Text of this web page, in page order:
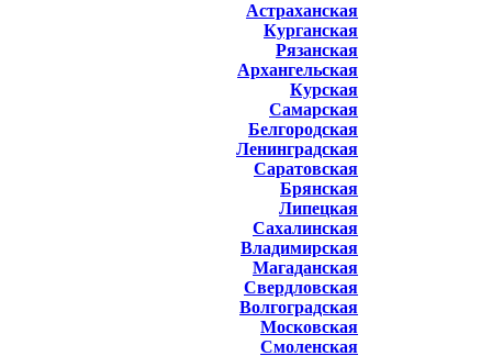
Астраханская
Курганская
Рязанская
Архангельская
Курская
Самарская
Белгородская
Ленинградская
Саратовская
Брянская
Липецкая
Сахалинская
Владимирская
Магаданская
Свердловская
Волгоградская
Московская
Смоленская